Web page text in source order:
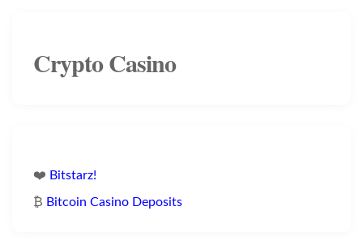
Crypto Casino
❤️ Bitstarz!
₿ Bitcoin Casino Deposits